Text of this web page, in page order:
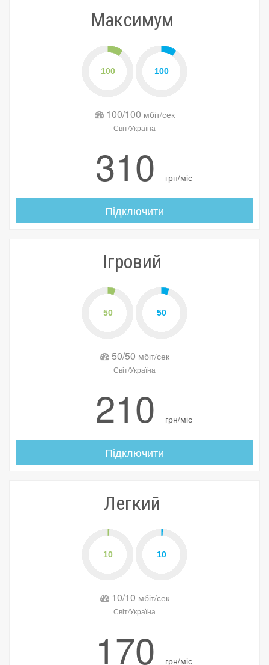
Максимум
100/100 мбіт/сек
Світ/Україна
310 грн/міс
Підключити
Ігровий
50/50 мбіт/сек
Світ/Україна
210 грн/міс
Підключити
Легкий
10/10 мбіт/сек
Світ/Україна
170 грн/міс